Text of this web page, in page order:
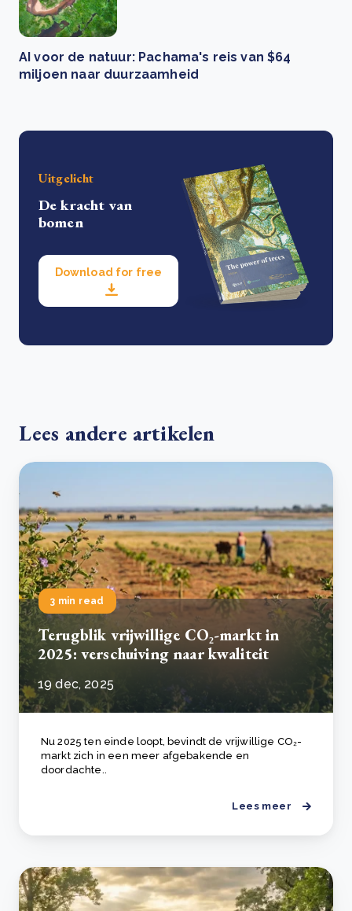
AI voor de natuur: Pachama's reis van $64
miljoen naar duurzaamheid
Uitgelicht
De kracht van
bomen
Download for free
Lees andere artikelen
3 min read
Terugblik vrijwillige CO₂-markt in
2025: verschuiving naar kwaliteit
19 dec, 2025
Nu 2025 ten einde loopt, bevindt de vrijwillige CO₂-
markt zich in een meer afgebakende en
doordachte..
Lees meer